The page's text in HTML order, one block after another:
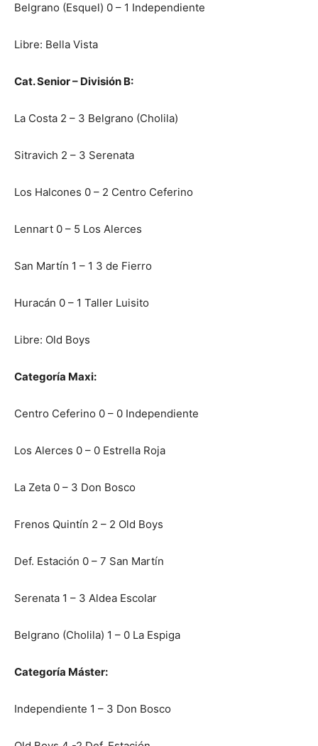
Belgrano (Esquel) 0 – 1 Independiente
Libre: Bella Vista
Cat. Senior – División B:
La Costa 2 – 3 Belgrano (Cholila)
Sitravich 2 – 3 Serenata
Los Halcones 0 – 2 Centro Ceferino
Lennart 0 – 5 Los Alerces
San Martín 1 – 1 3 de Fierro
Huracán 0 – 1 Taller Luisito
Libre: Old Boys
Categoría Maxi:
Centro Ceferino 0 – 0 Independiente
Los Alerces 0 – 0 Estrella Roja
La Zeta 0 – 3 Don Bosco
Frenos Quintín 2 – 2 Old Boys
Def. Estación 0 – 7 San Martín
Serenata 1 – 3 Aldea Escolar
Belgrano (Cholila) 1 – 0 La Espiga
Categoría Máster:
Independiente 1 – 3 Don Bosco